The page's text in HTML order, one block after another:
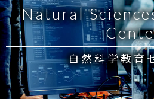
Natural
自然科学教育